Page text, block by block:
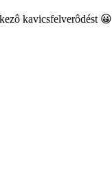
kavicsfelverôdést 😀